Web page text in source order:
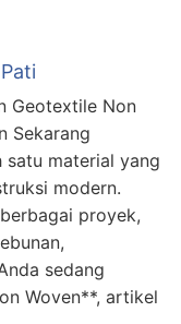
Geotextile Non
Sekarang
satu material yang
modern.
proyek,
sedang
Woven**, artikel